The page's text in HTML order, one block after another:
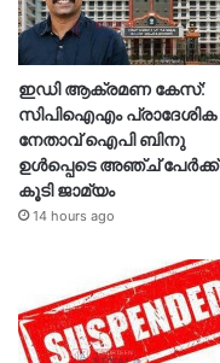
ഇഡി ആക്രമണ കേസ്:
സിപിഐഎം പ്രാദേശിക
നേതാവ് ഐപി ബിനു
ഉൾപ്പെടെ അഞ്ച് പേർക്ക്
കൂടി ജാമ്യം
14 hours ago